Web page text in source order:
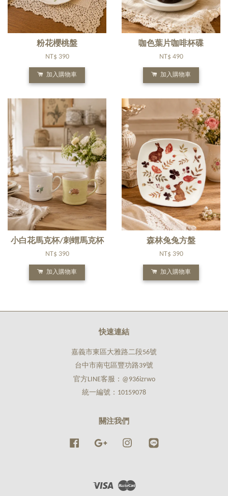
粉花櫻桃盤
NT$ 390
加入購物車
咖色葉片咖啡杯碟
NT$ 490
加入購物車
小白花馬克杯/刺蝟馬克杯
NT$ 390
加入購物車
森林兔兔方盤
NT$ 390
加入購物車
快速連結
嘉義市東區大雅路二段56號
台中市南屯區豐功路39號
官方LINE客服：@936izrwo
統一編號：10159078
關注我們
Facebook Google Instagram
Visa Master